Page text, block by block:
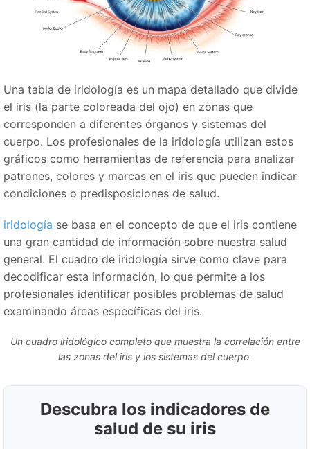
Una tabla de iridología es un mapa detallado que divide
el iris (la parte coloreada del ojo) en zonas que
corresponden a diferentes órganos y sistemas del
cuerpo. Los profesionales de la iridología utilizan estos
gráficos como herramientas de referencia para analizar
patrones, colores y marcas en el iris que pueden indicar
condiciones o predisposiciones de salud.
iridología se basa en el concepto de que el iris contiene
una gran cantidad de información sobre nuestra salud
general. El cuadro de iridología sirve como clave para
decodificar esta información, lo que permite a los
profesionales identificar posibles problemas de salud
examinando áreas específicas del iris.
Un cuadro iridológico completo que muestra la correlación entre
las zonas del iris y los sistemas del cuerpo.
Descubra los indicadores de
salud de su iris